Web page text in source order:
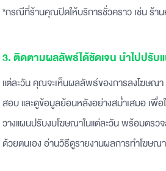
*กรณีที่ร้านคุณปิดให้บริการชั่วคราว เช่น ร้า
‍3. ติดตามผลลัพธ์ได้ชัดเจน นำไปปรับ
แต่ละวัน คุณจะเห็นผลลัพธ์ของการลงโฆษณ
สอบ และดูข้อมูลย้อนหลังอย่างสม่ำเสมอ เพื่อ
วางแผนปรับงบโฆษณาในแต่ละวัน พร้อมตร
ด้วยตนเอง อ่านวิธีดูรายงานผลการทำโฆษณา